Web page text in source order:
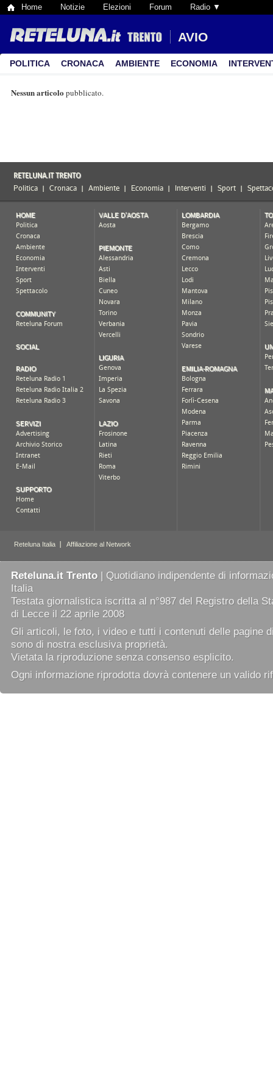
Home Notizie Elezioni Forum Radio ▼
AVIO
POLITICA CRONACA AMBIENTE ECONOMIA
Nessun articolo pubblicato.
Reteluna.it Trento | Quotidiano indipendente di
Italia
Testata giornalistica iscritta al n°987 del Registro della
di Lecce il 22 aprile 2008
Gli articoli, le foto, i video e tutti i contenuti delle pagine
sono di nostra esclusiva proprietà.
Vietata la riproduzione senza consenso esplicito.
Ogni informazione riprodotta dovrà contenere un valido